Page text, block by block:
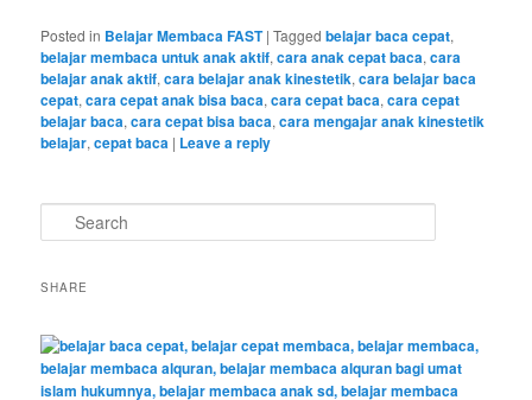
Posted in Belajar Membaca FAST |Tagged belajar baca cepat,
belajar membaca untuk anak aktif,cara anak cepat baca,cara
belajar anak aktif,cara belajar anak kinestetik,cara belajar baca
cepat,cara cepat anak bisa baca,cara cepat baca,cara cepat
belajar baca,cara cepat bisa baca,cara mengajar anak kinestetik
belajar,cepat baca | Leave a reply
e
rSHARE